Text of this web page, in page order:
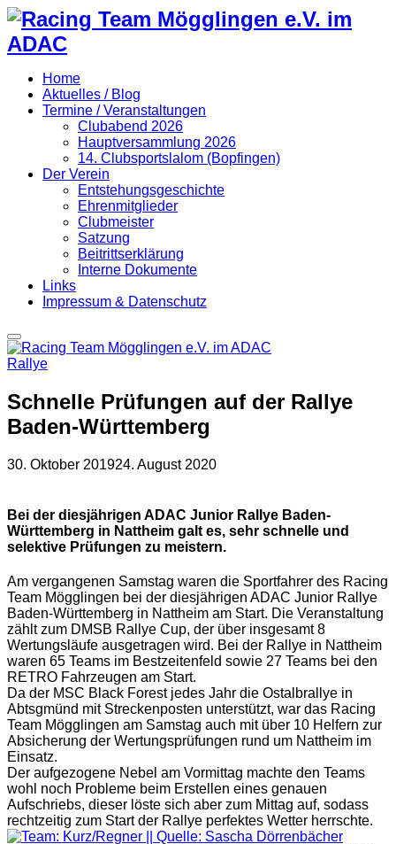
Home
Aktuelles / Blog
Termine / Veranstaltungen
Clubabend 2026
Hauptversammlung 2026
14. Clubsportslalom (Bopfingen)
Der Verein
Entstehungsgeschichte
Ehrenmitglieder
Clubmeister
Satzung
Beitrittserklärung
Interne Dokumente
Links
Impressum & Datenschutz
Primary
Menu
Rallye
Schnelle Prüfungen auf der Rallye
Baden-Württemberg
30. Oktober 201924. August 2020
Bei der diesjährigen ADAC Junior Rallye Baden-
Württemberg in Nattheim galt es, sehr schnelle und
selektive Prüfungen zu meistern.
Am vergangenen Samstag waren die Sportfahrer des Racing
Team Mögglingen bei der diesjährigen ADAC Junior Rallye
Baden-Württemberg in Nattheim am Start. Die Veranstaltung
zählt zum DMSB Rallye Cup, der über insgesamt 8
Wertungsläufe ausgetragen wird. Bei der Rallye in Nattheim
waren 65 Teams im Bestzeitenfeld sowie 27 Teams bei den
RETRO Fahrzeugen am Start.
Da der MSC Black Forest jedes Jahr die Ostalbrallye in
Abtsgmünd mit Streckenposten unterstützt, war das Racing
Team Mögglingen am Samstag auch mit über 10 Helfern zur
Absicherung der Wertungsprüfungen rund um Nattheim im
Einsatz.
Der aufgezogene Nebel am Vormittag machte den Teams
wohl noch Probleme beim Erstellen eines genauen
Aufschriebs, dieser löste sich aber zum Mittag auf, sodass
rechtzeitig zum Start der Rallye perfektes Wetter herrschte.